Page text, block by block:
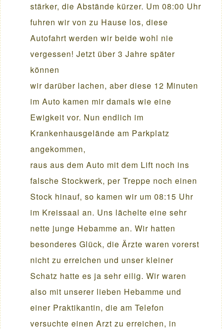
stärker, die Abstände kürzer. Um 08:00 Uhr
fuhren wir von zu Hause los, diese
Autofahrt werden wir beide wohl nie
vergessen! Jetzt über 3 Jahre später
können
wir darüber lachen, aber diese 12 Minuten
im Auto kamen mir damals wie eine
Ewigkeit vor. Nun endlich im
Krankenhausgelände am Parkplatz
angekommen,
raus aus dem Auto mit dem Lift noch ins
falsche Stockwerk, per Treppe noch einen
Stock hinauf, so kamen wir um 08:15 Uhr
im Kreissaal an. Uns lächelte eine sehr
nette junge Hebamme an. Wir hatten
besonderes Glück, die Ärzte waren vorerst
nicht zu erreichen und unser kleiner
Schatz hatte es ja sehr eilig. Wir waren
also mit unserer lieben Hebamme und
einer Praktikantin, die am Telefon
versuchte einen Arzt zu erreichen, in